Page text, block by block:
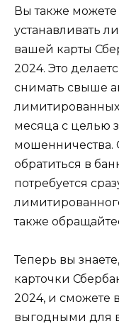
Вы также можете
устанавливать
вашей карты
2024. Это
снимать свыше
месяца с целью
мошенничества.
обратиться в
потребуется
также
Теперь вы
карточки
2024, и сможете
выгодными для